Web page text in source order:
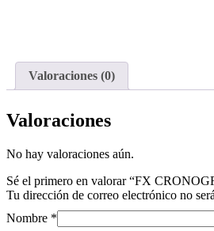
Valoraciones (0)
Valoraciones
No hay valoraciones aún.
Sé el primero en valorar “FX
Tu dirección de correo electrónico no
Nombre *